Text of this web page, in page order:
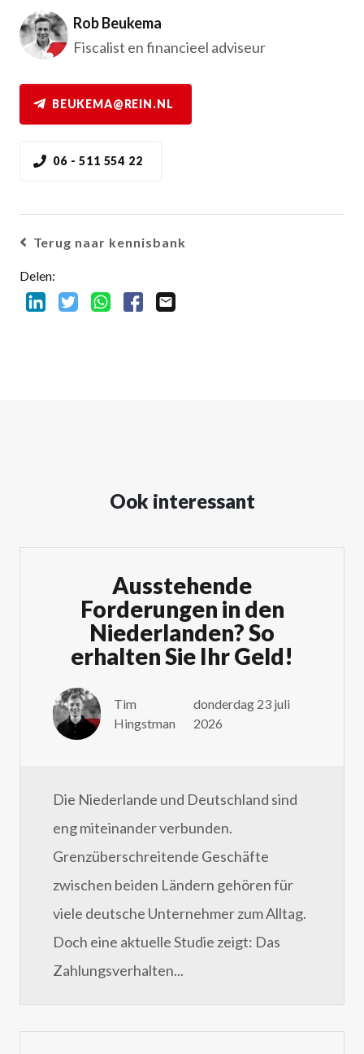
Rob Beukema
Fiscalist en financieel adviseur
BEUKEMA@REIN.NL
06 - 511 554 22
Terug naar kennisbank
Delen:
Ook interessant
Ausstehende
Forderungen in den
Niederlanden? So
erhalten Sie Ihr Geld!
Tim
Hingstman
donderdag 23 juli
2026
Die Niederlande und Deutschland sind
eng miteinander verbunden.
Grenzüberschreitende Geschäfte
zwischen beiden Ländern gehören für
viele deutsche Unternehmer zum Alltag.
Doch eine aktuelle Studie zeigt: Das
Zahlungsverhalten...